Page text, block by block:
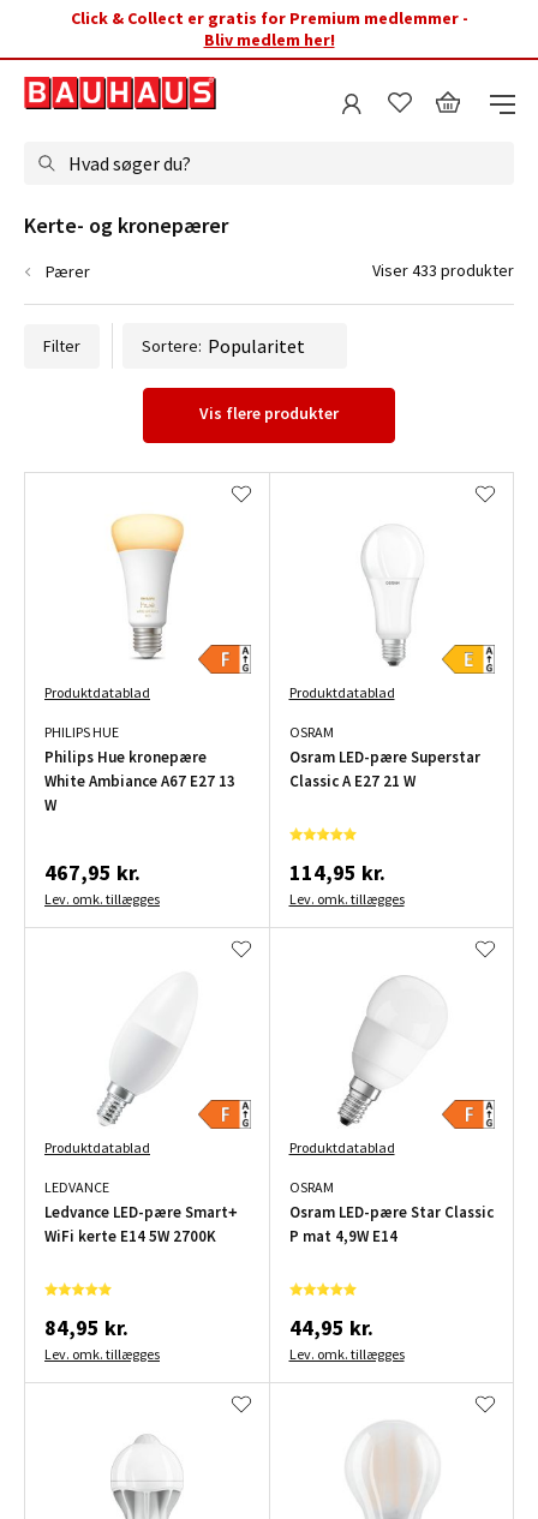
Click & Collect er gratis for Premium medlemmer -
Bliv medlem her!
Hvad søger du?
Filter Sortere:
Vis flere produkter
Produktdatablad
PHILIPS HUE
Philips Hue kronepære
White Ambiance A67 E27 13
W
467,95 kr.
Lev. omk. tillægges
Produktdatablad
OSRAM
Osram LED-pære Superstar
Classic A E27 21 W
114,95 kr.
Lev. omk. tillægges
Produktdatablad
LEDVANCE
Ledvance LED-pære Smart+
WiFi kerte E14 5W 2700K
84,95 kr.
Lev. omk. tillægges
Produktdatablad
OSRAM
Osram LED-pære Star Classic
P mat 4,9W E14
44,95 kr.
Lev. omk. tillægges
Kerte- og kronepærer
Pærer Viser 433 produkter